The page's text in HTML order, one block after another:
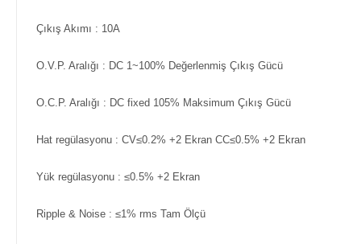
Çıkış Akımı : 10A
O.V.P. Aralığı : DC 1~100% Değerlenmiş Çıkış Gücü
O.C.P. Aralığı : DC fixed 105% Maksimum Çıkış Gücü
Hat regülasyonu : CV≤0.2% +2 Ekran CC≤0.5% +2 Ekran
Yük regülasyonu : ≤0.5% +2 Ekran
Ripple & Noise : ≤1% rms Tam Ölçü